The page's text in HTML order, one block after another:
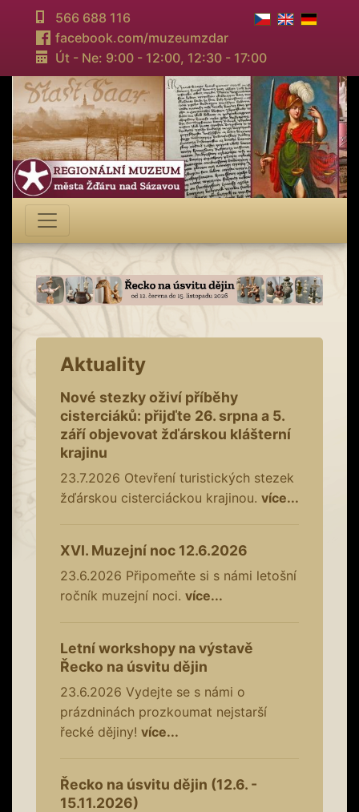
566 688 116
facebook.com/muzeumzdar
Út - Ne: 9:00 - 12:00, 12:30 - 17:00
Aktuality
Nové stezky oživí příběhy
cisterciáků: přijďte 26. srpna a 5.
září objevovat žďárskou klášterní
krajinu
23.7.2026 Otevření turistických stezek
žďárskou cisterciáckou krajinou. více...
XVI. Muzejní noc 12.6.2026
23.6.2026 Připomeňte si s námi letošní
ročník muzejní noci. více...
Letní workshopy na výstavě
Řecko na úsvitu dějin
23.6.2026 Vydejte se s námi o
prázdninách prozkoumat nejstarší
řecké dějiny! více...
Řecko na úsvitu dějin (12.6. -
15.11.2026)